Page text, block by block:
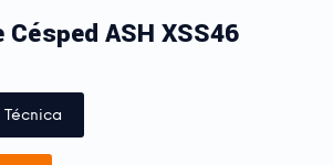
ASH XSS46
Técnica